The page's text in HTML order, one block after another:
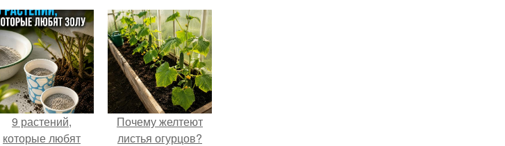
9 растений,
которые любят
Почему желтеют
листья огурцов?